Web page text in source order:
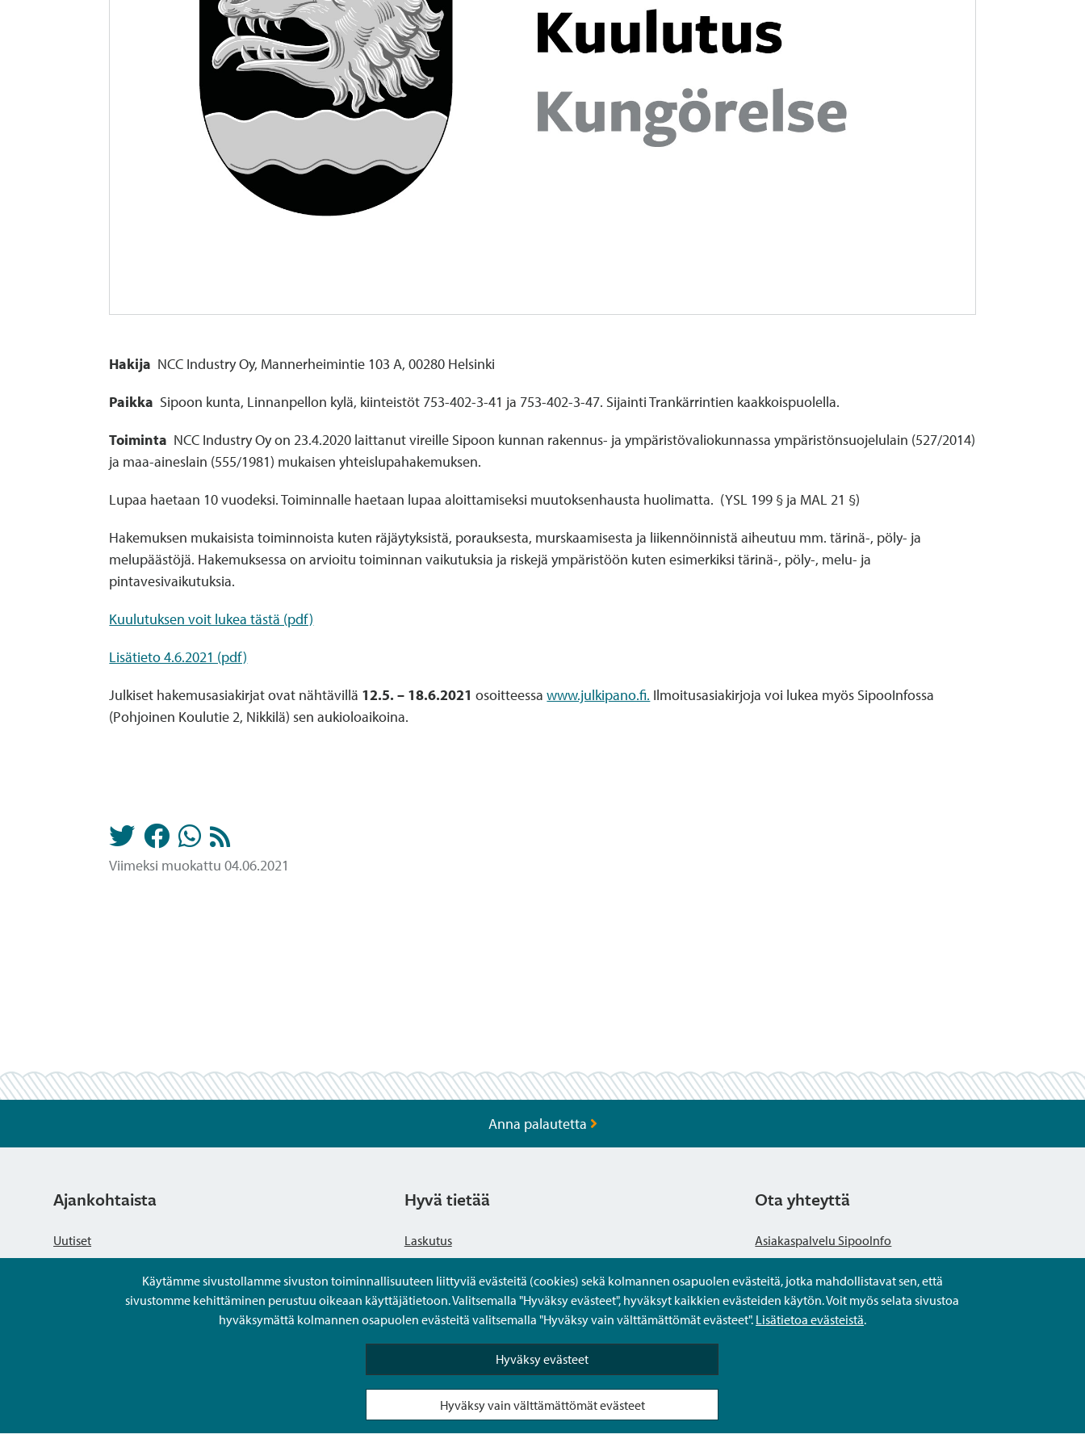
Hakija NCC Industry Oy, Mannerheimintie 103 A, 00280 Helsinki
Paikka Sipoon kunta, Linnanpellon kylä, kiinteistöt 753-402-3-41 ja 753-402-3-47. Sijainti Trankärrintien kaakkoispuolella.
Toiminta NCC Industry Oy on 23.4.2020 laittanut vireille Sipoon kunnan rakennus- ja ympäristövaliokunnassa ympäristönsuojelulain (527/2014)
ja maa-aineslain (555/1981) mukaisen yhteislupahakemuksen.
Lupaa haetaan 10 vuodeksi. Toiminnalle haetaan lupaa aloittamiseksi muutoksenhausta huolimatta. (YSL 199 § ja MAL 21 §)
Hakemuksen mukaisista toiminnoista kuten räjäytyksistä, porauksesta, murskaamisesta ja liikennöinnistä aiheutuu mm. tärinä-, pöly- ja
melupäästöjä. Hakemuksessa on arvioitu toiminnan vaikutuksia ja riskejä ympäristöön kuten esimerkiksi tärinä-, pöly-, melu- ja
pintavesivaikutuksia.
Kuulutuksen voit lukea tästä (pdf)
Lisätieto 4.6.2021 (pdf)
Julkiset hakemusasiakirjat ovat nähtävillä 12.5. – 18.6.2021 osoitteessawww.julkipano.fi. Ilmoitusasiakirjoja voi lukea myös SipooInfossa
(Pohjoinen Koulutie 2, Nikkilä) sen aukioloaikoina.
Viimeksi muokattu 04.06.2021
Käytämme sivustollamme sivuston toiminnallisuuteen liittyviä evästeitä (cookies) sekä kolmannen osapuolen evästeitä, jotka mahdollistavat sen, että
sivustomme kehittäminen perustuu oikeaan käyttäjätietoon. Valitsemalla "Hyväksy evästeet", hyväksyt kaikkien evästeiden käytön. Voit myös selata sivustoa
hyväksymättä kolmannen osapuolen evästeitä valitsemalla "Hyväksy vain välttämättömät evästeet". Lisätietoa evästeistä.
Hyväksy evästeet
Hyväksy vain välttämättömät evästeet
Anna palautetta
Ajankohtaista
Uutiset
Hyvä tietää
Laskutus
Tietosuojaseloste
Saavutettavuusseloste
Usein kysytyt kysymykset
Puolesta-asiointi Sipoon Oma asioinnissa
Ota yhteyttä
Asiakaspalvelu SipooInfo
Anna palautetta nimettömästi
Kysy tai asioi